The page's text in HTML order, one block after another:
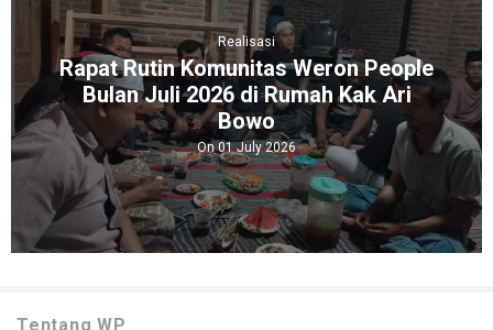
Realisasi
Rapat Rutin Komunitas Weron People
Bulan Juli 2026 di Rumah Kak Ari
Bowo
On 01 July 2026
Tentang WP